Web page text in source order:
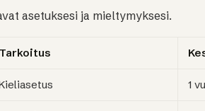
asetuksesi ja mieltymyksesi.
Tarkoitus
1